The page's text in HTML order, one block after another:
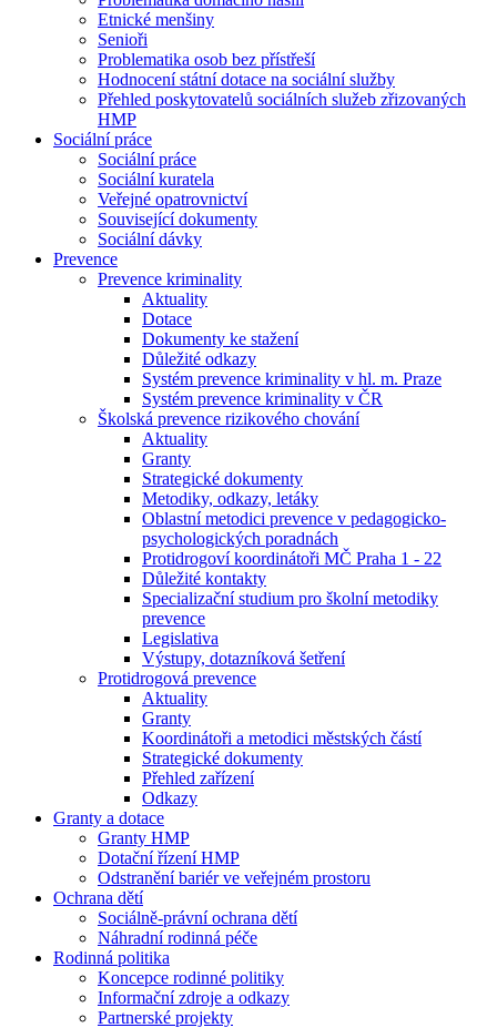
Etnické menšiny
Senioři
Problematika osob bez přístřeší
Hodnocení státní dotace na sociální služby
Přehled poskytovatelů sociálních služeb zřizovaných
HMP
Sociální práce
Sociální práce
Sociální kuratela
Veřejné opatrovnictví
Související dokumenty
Sociální dávky
Prevence
Prevence kriminality
Aktuality
Dotace
Dokumenty ke stažení
Důležité odkazy
Systém prevence kriminality v hl. m. Praze
Systém prevence kriminality v ČR
Školská prevence rizikového chování
Aktuality
Granty
Strategické dokumenty
Metodiky, odkazy, letáky
Oblastní metodici prevence v pedagogicko-
psychologických poradnách
Protidrogoví koordinátoři MČ Praha 1 - 22
Důležité kontakty
Specializační studium pro školní metodiky
prevence
Legislativa
Výstupy, dotazníková šetření
Protidrogová prevence
Aktuality
Granty
Koordinátoři a metodici městských částí
Strategické dokumenty
Přehled zařízení
Odkazy
Granty a dotace
Granty HMP
Dotační řízení HMP
Odstranění bariér ve veřejném prostoru
Ochrana dětí
Sociálně-právní ochrana dětí
Náhradní rodinná péče
Rodinná politika
Koncepce rodinné politiky
Informační zdroje a odkazy
Partnerské projekty